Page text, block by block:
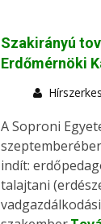
Szakirányú
Erdőmérnöki
A Soproni
indít:
talajtani